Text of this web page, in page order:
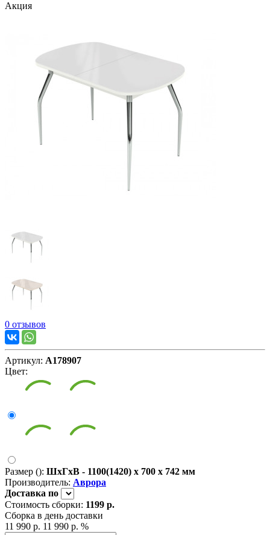
Акция
0 отзывов
Артикул: А178907
Цвет:
Размер (): ШxГxВ - 1100(1420) x 700 x 742 мм
Производитель: Аврора
Доставка по
Стоимость сборки: 1199 р.
Сборка в день доставки
11 990 р. 11 990 р. %